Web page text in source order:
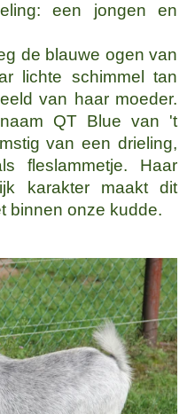
een jongen en
de blauwe ogen van
lichte schimmel tan
van haar moeder.
QT Blue van 't
van een drieling,
fleslammetje. Haar
karakter maakt dit
binnen onze kudde.